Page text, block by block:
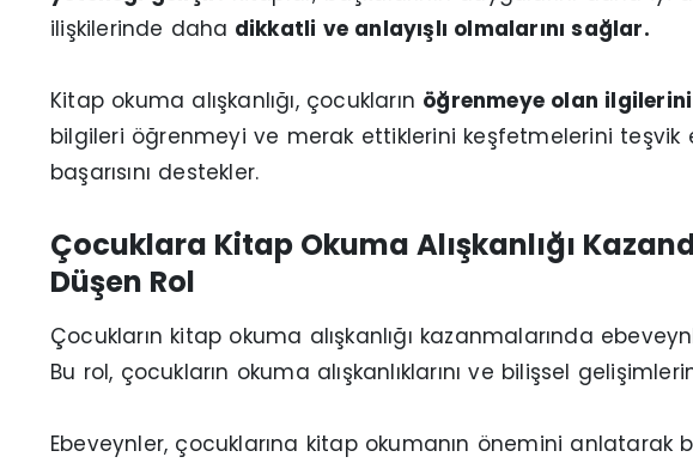
ilişkilerinde daha dikkatli ve anlayışlı olmalarını sağlar.
Kitap okuma alışkanlığı, çocukların öğrenmeye olan ilgilerini
bilgileri öğrenmeyi ve merak ettiklerini keşfetmelerini teşvik
başarısını destekler.
Çocuklara Kitap Okuma Alışkanlığı
Düşen Rol
Çocukların kitap okuma alışkanlığı kazanmalarında
Bu rol, çocukların okuma alışkanlıklarını ve bilişsel
Ebeveynler, çocuklarına kitap okumanın önemini anlatarak